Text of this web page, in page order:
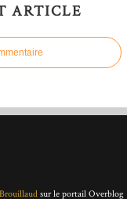
ARTICLE
sur le portail Overblog